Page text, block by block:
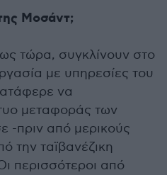
Μοσάντ;
τώρα, συγκλίνουν στο
με υπηρεσίες του
να
μεταφοράς των
-πριν από μερικούς
την ταϊβανέζικη
περισσότεροι από